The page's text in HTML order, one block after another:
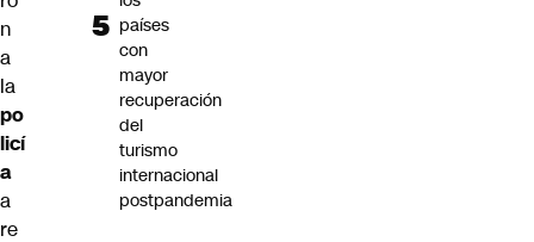
n
a
la
po
licí
a
a
re
países
con
mayor
recuperación
del
turismo
internacional
postpandemia